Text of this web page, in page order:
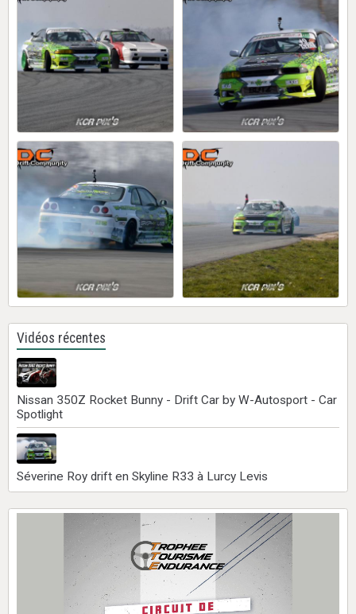
Vidéos récentes
Nissan 350Z Rocket Bunny - Drift Car by W-Autosport - Car
Spotlight
Séverine Roy drift en Skyline R33 à Lurcy Levis